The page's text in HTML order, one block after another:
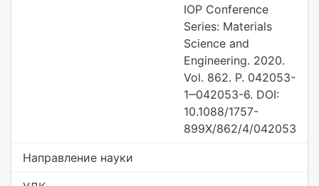
IOP Conference
Series: Materials
Science and
Engineering. 2020.
Vol. 862. P. 042053-
1‒042053-6. DOI:
10.1088/1757-
899X/862/4/042053
Направление науки